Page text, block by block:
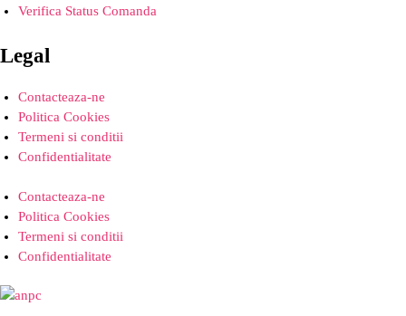
Verifica Status Comanda
Legal
Contacteaza-ne
Politica Cookies
Termeni si conditii
Confidentialitate
Contacteaza-ne
Politica Cookies
Termeni si conditii
Confidentialitate